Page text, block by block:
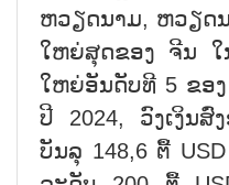
ຫວຽດນາມ, ຫວຽດ
ໃຫຍ່ສຸດຂອງ ຈີນ
ໃຫຍ່ອັນດັບທີ 5 ຂອ
ປີ 2024, ວົງເງິນສົ່
ບັນລຸ 148,6 ຕື້